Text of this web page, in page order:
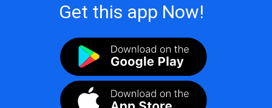
Get this app Now!